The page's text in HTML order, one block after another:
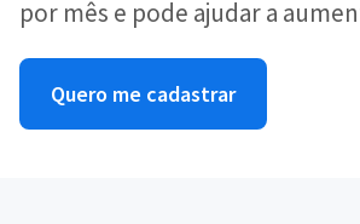
por mês e pode ajudar a
Quero me cadastrar